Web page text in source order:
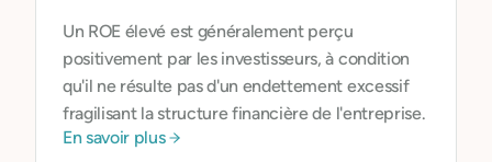
Un ROE élevé est généralement perçu
positivement par les investisseurs, à condition
qu'il ne résulte pas d'un endettement excessif
fragilisant la structure financière de l'entreprise.
En savoir plus